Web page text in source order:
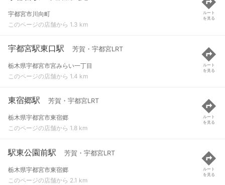
宇都宮市川向町
このページの店舗から 1.3 km
ルート
を見る
宇都宮駅東口駅 芳賀・宇都宮LRT
栃木県宇都宮市宮みらい一丁目
このページの店舗から 1.4 km
ルート
を見る
東宿郷駅 芳賀・宇都宮LRT
栃木県宇都宮市東宿郷
このページの店舗から 1.8 km
ルート
を見る
駅東公園前駅 芳賀・宇都宮LRT
栃木県宇都宮市東宿郷
このページの店舗から 2.1 km
ルート
を見る